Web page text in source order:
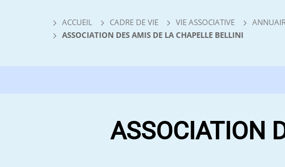
ACCUEIL CADRE DE VIE VIE ASSOCIATIVE
ASSOCIATION DES AMIS DE LA CHAPELLE BELLINI
ASSOCIATION